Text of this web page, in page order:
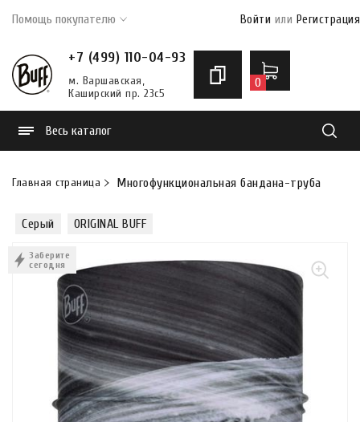
Помощь покупателю Войти или Регистрация
+7 (499) 110-04-93
м. Варшавская,
Каширский пр. 23с5
0
Весь каталог
Главная страница Многофункциональная бандана-труба Buff
Серый ORIGINAL BUFF
Заберите
сегодня